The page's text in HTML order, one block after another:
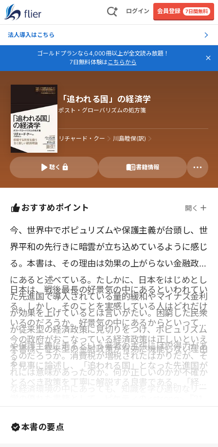
ログイン 会員登録 7日間無料
法人導入はこちら
ゴールドプランなら4,000冊以上が全文読み放題！
7日無料体験はこちらから
「追われる国」の経済学
ポスト・グローバリズムの処方箋
リチャード・クー 川島睦保(訳)
聴く 書籍情報
おすすめポイント 開く
今、世界中でポピュリズムや保護主義が台頭し、世
界平和の先行きに暗雲が立ち込めているように感じ
る。本書は、その理由は効果の上がらない金融政策
にあると述べている。たしかに、日本をはじめとし
た先進国で導入されている量的緩和やマイナス金利
が効果を上げているとは言いがたい。困窮した民衆
が従来型の経済政策に見切りをつけ、ポピュリズム
や保護主義に走るという著者の主張には説得力があ
る。
日本は、戦後最長の好景気の中にあるといわれてい
る。しかし、そのことを実感している人はどれだけ
いるのだろうか。好景気の中にあるからといって、
今の政府がおこなっている経済政策は正しいといえ
るのだろうか。消費税が増税されたばかりだが、そ
れには意味があったのか。何が正しいのかが不確か
ダーを選ぶのは私たちひとりひとりの使命だ。誤っ
た経済政策は、世界平和をも脅かす要因となる。
本書は、従来型の金融政策が有効に機能しない理由
を見事に論述し、「追われる国」となった先進国が
とるべき政策を丁寧に解説する良書である。「経済
だろう」との激賞の声も寄せられている。経済学に
本書の要点